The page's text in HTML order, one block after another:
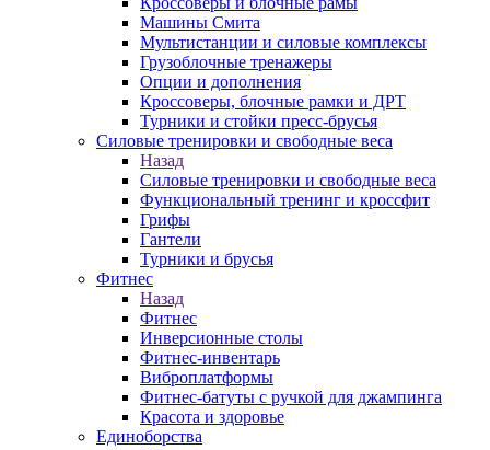
Машины Смита
Мультистанции и силовые комплексы
Грузоблочные тренажеры
Опции и дополнения
Кроссоверы, блочные рамки и ДРТ
Турники и стойки пресс-брусья
Силовые тренировки и свободные веса
Назад
Силовые тренировки и свободные веса
Функциональный тренинг и кроссфит
Грифы
Гантели
Турники и брусья
Фитнес
Назад
Фитнес
Инверсионные столы
Фитнес-инвентарь
Виброплатформы
Фитнес-батуты с ручкой для джампинга
Красота и здоровье
Единоборства